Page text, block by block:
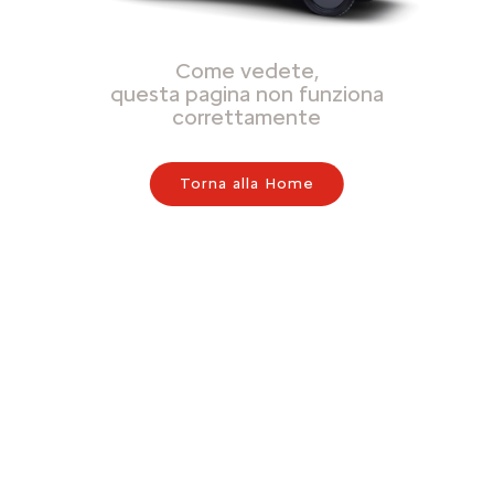
Come vedete,
questa pagina non funziona
correttamente
Torna alla Home